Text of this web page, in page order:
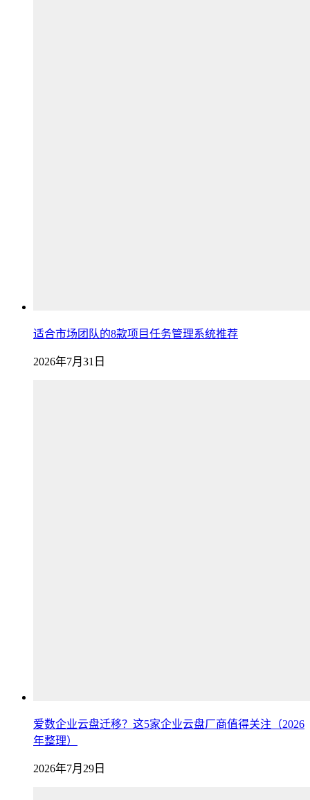
适合市场团队的8款项目任务管理系统推荐
2026年7月31日
爱数企业云盘迁移？这5家企业云盘厂商值得关注（2026
年整理）
2026年7月29日